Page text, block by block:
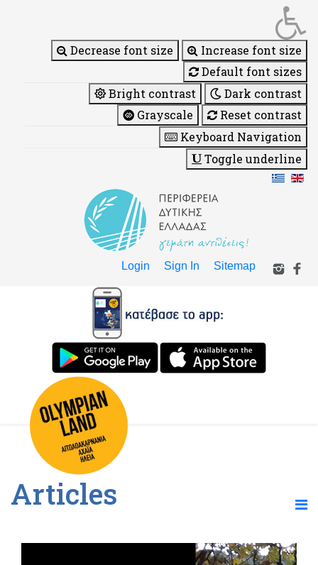
Decrease font size
Increase font size
Default font sizes
Bright contrast
Dark contrast
Grayscale
Reset contrast
Keyboard Navigation
Toggle underline
Login Sign In Sitemap
Articles